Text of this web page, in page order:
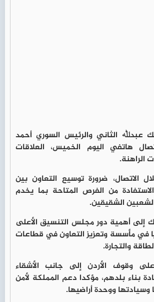
عبدﷲ الثاني والرئيس السوري أحمد
هاتفي اليوم الخميس، العلاقات
الراهنة.
الاتصال، ضرورة توسيع التعاون بين
من الفرص المتاحة بما يخدم
الشقيقين.
إلى أهمية دور مجلس التنسيق الأعلى
في مأسسة وتعزيز التعاون في قطاعات
والتجارة.
وقوف الأردن إلى جانب الأشقاء
بناء بلدهم، مؤكدا دعم المملكة لأمن
وسيادتها ووحدة أراضيها.